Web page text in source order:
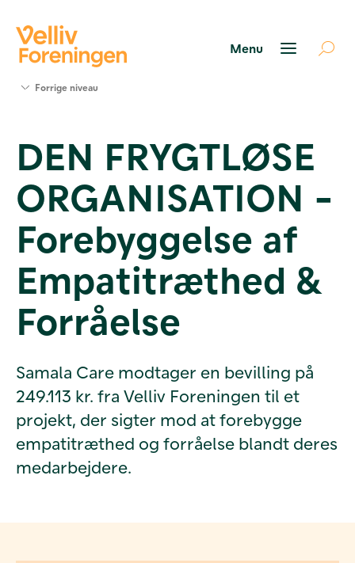
Værktøjer
og viden
Om Velliv
Foreningen
os
Forrige niveau
DEN FRYGTLØSE
ORGANISATION -
Forebyggelse af
Empatitræthed &
Forråelse
Samala Care modtager en bevilling på
249.113 kr. fra Velliv Foreningen til et
projekt, der sigter mod at forebygge
empatitræthed og forråelse blandt deres
medarbejdere.